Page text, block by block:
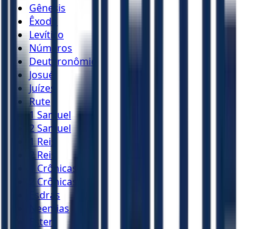
Gênesis
Êxodo
Levítico
Números
Deuteronômio
Josué
Juízes
Rute
1 Samuel
2 Samuel
1 Reis
2 Reis
1 Crônicas
2 Crônicas
Esdras
Neemias
Ester